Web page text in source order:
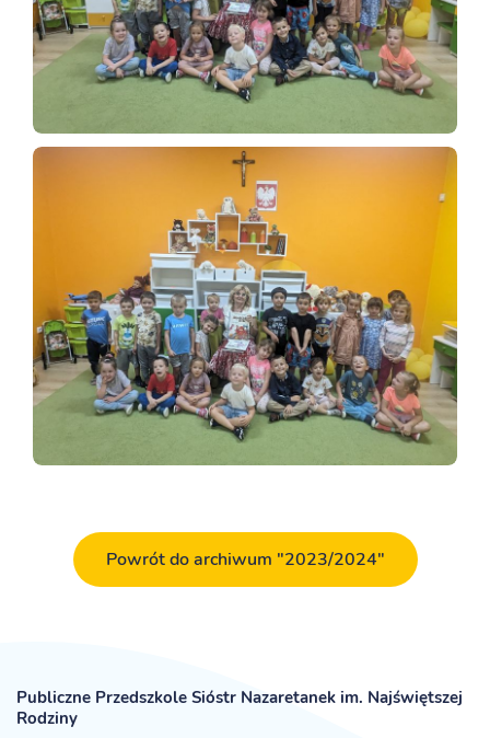
Powrót do archiwum "2023/2024"
Publiczne Przedszkole Sióstr Nazaretanek im. Najświętszej
Rodziny